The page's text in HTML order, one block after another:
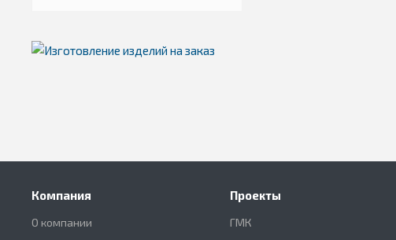
Компания
О компании
Проекты
ГМК